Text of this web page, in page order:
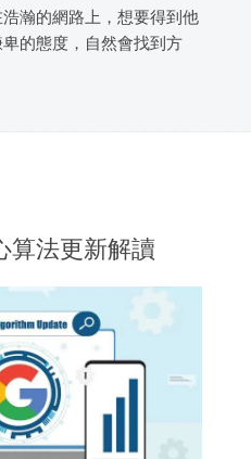
瀚的網路上，想要得到他
的態度，自然會找到方
算法更新解讀